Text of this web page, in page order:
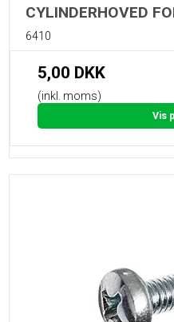
CYLINDERHOVED
6410
5,00 DKK
(inkl. moms)
Vis